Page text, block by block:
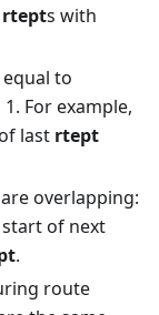
rtepts with
equal to
For example,
last rtept
overlapping:
of next
.
route